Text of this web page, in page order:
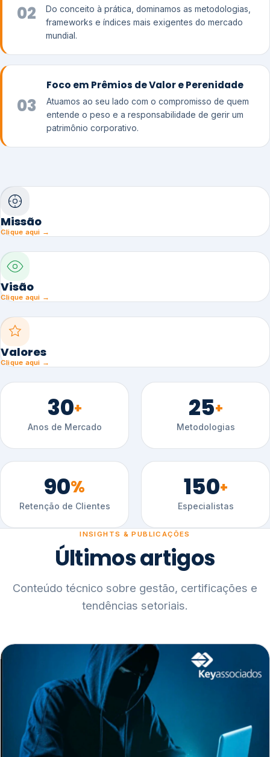
02
Do conceito à prática, dominamos as metodologias,
frameworks e índices mais exigentes do mercado
mundial.
03
Foco em Prêmios de Valor e Perenidade
Atuamos ao seu lado com o compromisso de quem
entende o peso e a responsabilidade de gerir um
patrimônio corporativo.
Missão
Clique aqui →
Visão
Clique aqui →
Valores
Clique aqui →
30+
Anos de Mercado
25+
Metodologias
90%
Retenção de Clientes
150+
Especialistas
INSIGHTS & PUBLICAÇÕES
Últimos artigos
Conteúdo técnico sobre gestão, certificações e
tendências setoriais.